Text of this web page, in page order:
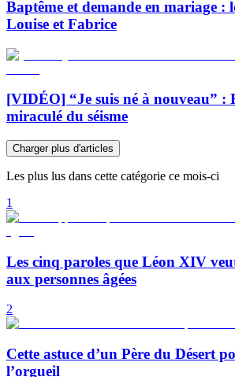
Baptême et demande en mariage :
Louise et Fabrice
[VIDÉO] “Je suis né à nouveau” :
miraculé du séisme
Charger plus d'articles
Les plus lus dans cette catégorie ce mois-ci
1
Les cinq paroles que Léon XIV
aux personnes âgées
2
Cette astuce d’un Père du Désert
l’orgueil